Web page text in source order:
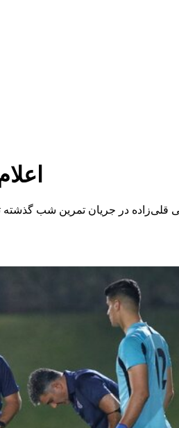
قلی‌زاده در جریان تمرین شب